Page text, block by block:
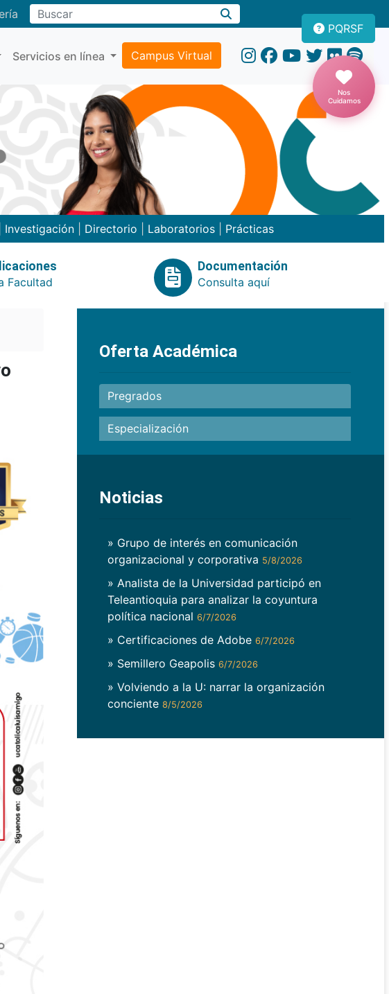
Buscar
Servicios en línea Campus Virtual
PQRSF
Nos
Cuidamos
Investigación| Directorio Laboratorios| Prácticas
Facultad
Documentación
Consulta aquí
Oferta Académica
Pregrados
Especialización
Noticias
» Grupo de interés en comunicación
organizacional y corporativa 5/8/2026
» Analista de la Universidad participó en
Teleantioquia para analizar la coyuntura
política nacional 6/7/2026
» Certificaciones de Adobe 6/7/2026
» Semillero Geapolis 6/7/2026
» Volviendo a la U: narrar la organización
conciente 8/5/2026